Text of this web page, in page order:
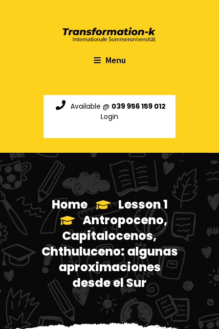
Menu
Available @ 039 956 159 012
Login
Home
Lesson 1
Antropoceno,
Capitalocenos,
Chthuluceno: algunas
aproximaciones
desde el Sur